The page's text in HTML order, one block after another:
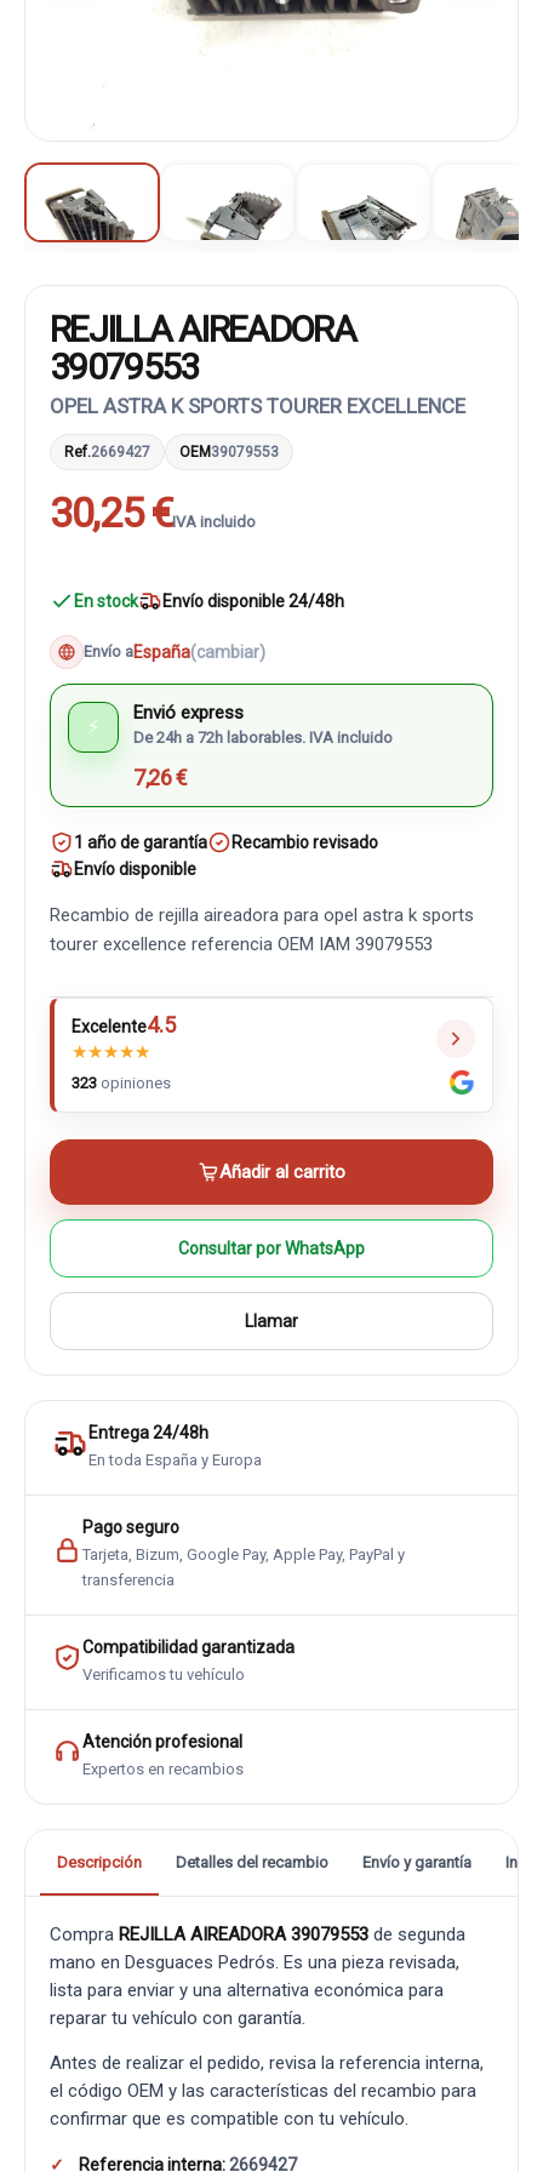
REJILLA AIREADORA
39079553
OPEL ASTRA K SPORTS TOURER EXCELLENCE
Ref.2669427 OEM39079553
30,25 €IVA incluido
En stock Envío disponible 24/48h
Envío aEspaña(cambiar)
⚡
Envió express
De 24h a 72h laborables. IVA incluido
7,26 €
1 año de garantía
Recambio revisado
Envío disponible
Recambio de rejilla aireadora para opel astra k sports
tourer excellence referencia OEM IAM 39079553
Excelente4.5
★★★★★
323 opiniones
Añadir al carrito
Consultar por WhatsApp
Llamar
Entrega 24/48h
En toda España y Europa
Pago seguro
Tarjeta, Bizum, Google Pay, Apple Pay, PayPal y
transferencia
Compatibilidad garantizada
Verificamos tu vehículo
Atención profesional
Expertos en recambios
Descripción Detalles del recambio Envío y garantía
Compra REJILLA AIREADORA 39079553 de segunda
mano en Desguaces Pedrós. Es una pieza revisada,
lista para enviar y una alternativa económica para
reparar tu vehículo con garantía.
Antes de realizar el pedido, revisa la referencia interna,
el código OEM y las características del recambio para
confirmar que es compatible con tu vehículo.
Referencia interna:2669427